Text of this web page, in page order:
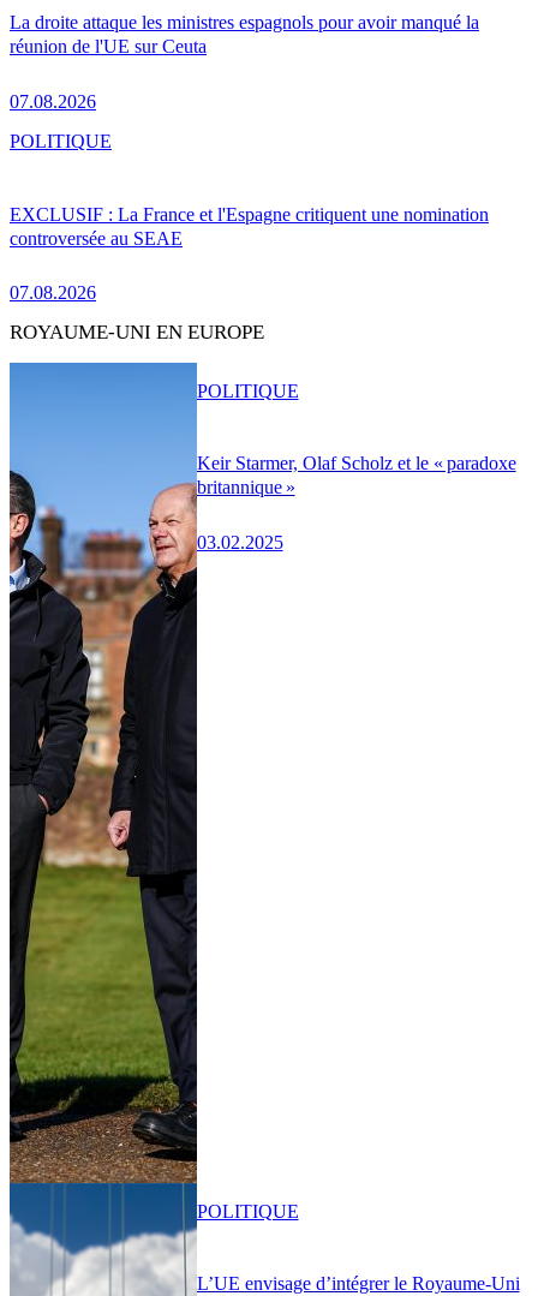
La droite attaque les ministres espagnols pour avoir manqué la
réunion de l'UE sur Ceuta
07.08.2026
EXCLUSIF : La France et l'Espagne critiquent une nomination
controversée au SEAE
07.08.2026
POLITIQUE
ROYAUME-UNI EN EUROPE
Keir Starmer, Olaf Scholz et le « paradoxe
britannique »
03.02.2025
POLITIQUE
L’UE envisage d’intégrer le Royaume-Uni
POLITIQUE